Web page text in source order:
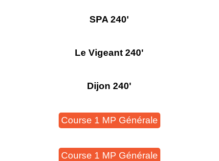
SPA 240'
Le Vigeant 240'
Dijon 240'
Course 1 MP Générale
Course 1 MP Générale